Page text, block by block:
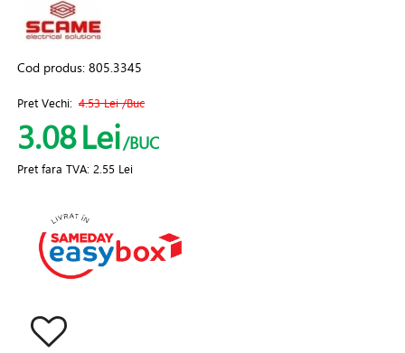
Cod produs:805.3345
Pret Vechi: 4.53 Lei/Buc
3.08Lei/BUC
Pret fara TVA:2.55 Lei